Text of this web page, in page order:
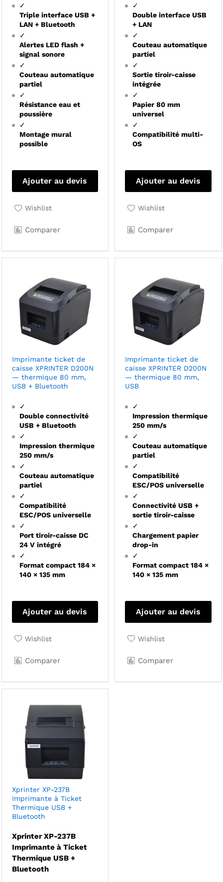
✓
Triple interface USB +
LAN + Bluetooth
✓
Alertes LED flash +
signal sonore
✓
Couteau automatique
partiel
✓
Résistance eau et
poussière
✓
Montage mural
possible
Ajouter au devis
Wishlist
Comparer
✓
Double interface USB
+ LAN
✓
Couteau automatique
partiel
✓
Sortie tiroir-caisse
intégrée
✓
Papier 80 mm
universel
✓
Compatibilité multi-
OS
Ajouter au devis
Wishlist
Comparer
Imprimante ticket de
caisse XPRINTER D200N
— thermique 80 mm,
USB + Bluetooth
✓
Double connectivité
USB + Bluetooth
✓
Impression thermique
250 mm/s
✓
Couteau automatique
partiel
✓
Compatibilité
ESC/POS universelle
✓
Port tiroir-caisse DC
24 V intégré
✓
Format compact 184 ×
140 × 135 mm
Ajouter au devis
Wishlist
Comparer
Imprimante ticket de
caisse XPRINTER D200N
— thermique 80 mm,
USB
✓
Impression thermique
250 mm/s
✓
Couteau automatique
partiel
✓
Compatibilité
ESC/POS universelle
✓
Connectivité USB +
sortie tiroir-caisse
✓
Chargement papier
drop-in
✓
Format compact 184 ×
140 × 135 mm
Ajouter au devis
Wishlist
Comparer
Xprinter XP-237B
Imprimante à Ticket
Thermique USB +
Bluetooth
Xprinter XP-237B
Imprimante à Ticket
Thermique USB +
Bluetooth